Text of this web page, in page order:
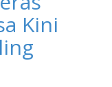
Kini